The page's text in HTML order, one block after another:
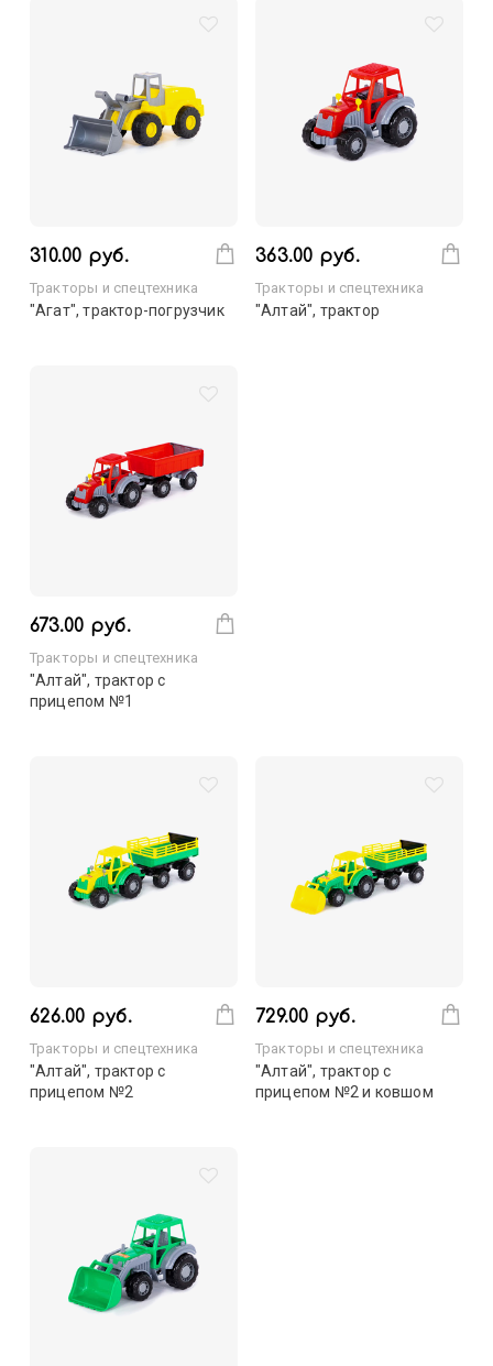
310.00 руб.
Тракторы и спецтехника
"Агат", трактор-погрузчик
363.00 руб.
Тракторы и спецтехника
"Алтай", трактор
673.00 руб.
Тракторы и спецтехника
"Алтай", трактор с
прицепом №1
626.00 руб.
Тракторы и спецтехника
"Алтай", трактор с
прицепом №2
729.00 руб.
Тракторы и спецтехника
"Алтай", трактор с
прицепом №2 и ковшом